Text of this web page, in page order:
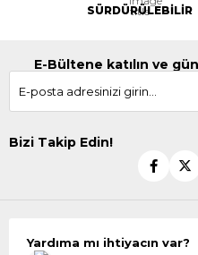
SÜRDÜRÜLEBİLİR
E-Bültene katılın ve
Bizi Takip Edin!
Yardıma mı ihtiyacın var?